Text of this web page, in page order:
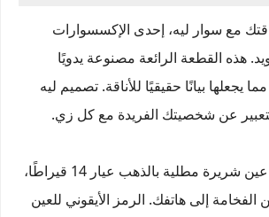
مع سوار ليه، إحدى الإكسسوارات
هذه القطعة الرائعة مصنوعة يدويًا
يجعلها بيانًا حقيقيًا للأناقة. تصميم ليه
عن شخصيتك الفريدة مع كل زي.
يتميز السوار بسحر عين شريرة مطلية بالذهب عيار 14 قيراطًا،
إلى هاتفك. الرمز الأيقوني للعين